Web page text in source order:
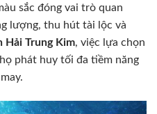
sắc đóng vai trò quan
lượng, thu hút tài lộc và
Hải Trung Kim, việc lựa chọn
phát huy tối đa tiềm năng